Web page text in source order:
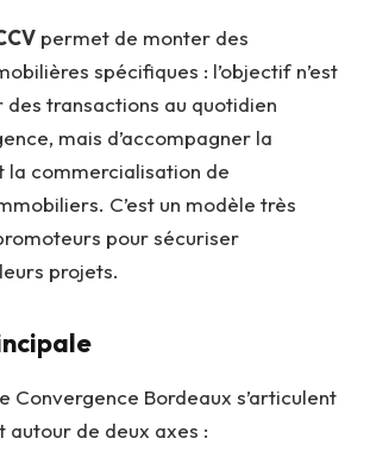
permet de monter des
spécifiques : l’objectif n’est
des transactions au quotidien
mais d’accompagner la
la commercialisation de
C’est un modèle très
pour sécuriser
projets.
Convergence Bordeaux s’articulent
autour de deux axes :